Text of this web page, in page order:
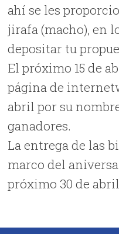
ahí se les
jirafa (macho), en
depositar tu
El próximo 15 de
página de
abril por su
ganadores.
La entrega de las
marco del
próximo 30 de